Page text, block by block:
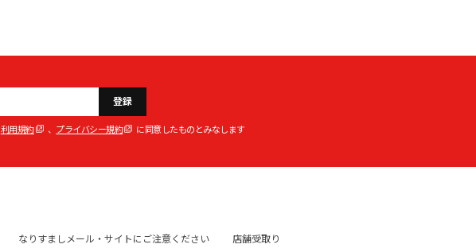
登録
利用規約 、 プライバシー規約 に同意したものとみなします
なりすましメール・サイトにご注意ください 店舗受取り